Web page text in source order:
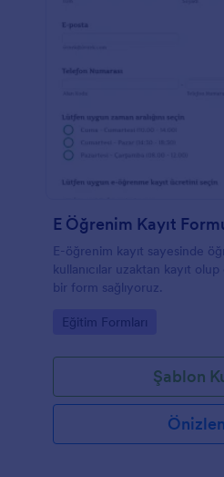
E Öğrenim Kayıt
E-öğrenim kayıt sayesinde
kullanıcılar uzaktan kayıt
bir form sağlıyoruz.
Go to Category:
Eğitim Formları
Şablon